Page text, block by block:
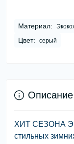
Материал:
Цвет: серый
Описание
ХИТ СЕЗОНА
стильных